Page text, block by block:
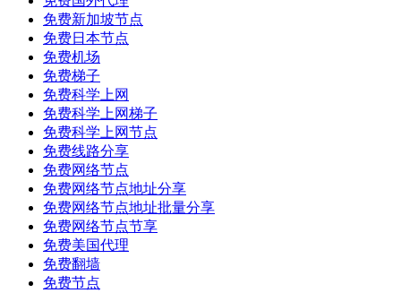
免费新加坡节点
免费日本节点
免费机场
免费梯子
免费科学上网
免费科学上网梯子
免费科学上网节点
免费线路分享
免费网络节点
免费网络节点地址分享
免费网络节点地址批量分享
免费网络节点节享
免费美国代理
免费翻墙
免费节点